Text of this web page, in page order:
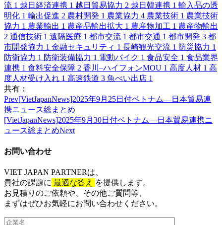
流 1 越日経済連携 1 越日貿易協力 2 越日韓連携 1 輸入品の透
明化 1 輸出促進 2 農村開発 1 農業協力 4 農業技術 1 農業技術
協力 1 農業輸出 1 農産品輸出拡大 1 農産物加工 1 農産物輸出
2 通信技術 1 遠隔医療 1 都市交流 1 都市交通 1 都市開発 3 都
市開発協力 1 金融セキュリティ 1 長崎観光交流 1 防災協力 1
防衛協力 1 防衛装備協力 1 電動バイク 1 食品安全 1 食品業界
連携 1 食料安全保障 2 香川–ハイフォンMOU 1 高度人材 1 高
度人材受け入れ 1 高速鉄道 3 魚べい出店 1
共有：
Prev[VietJapanNews]2025年9月25日付ベトナム―日本貿易連
携ニュース総まとめ
[VietJapanNews]2025年9月30日付ベトナム―日本貿易連携ニ
ュース総まとめNext
お問い合わせ​
VIET JAPAN PARTNERは、
貴社の課題に 最適な答え
を提供します。
お見積りのご依頼や、その他ご質問等、​
まずはぜひお気軽にお問い合わせください。​